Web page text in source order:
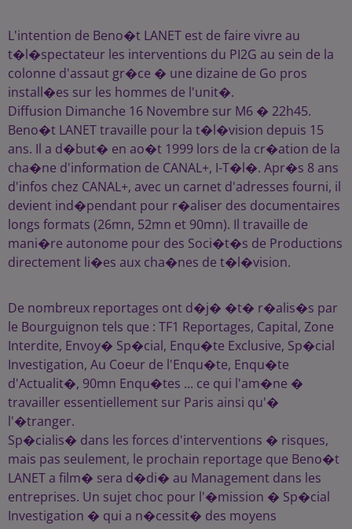
L'intention de Beno�t LANET est de faire vivre au
t�l�spectateur les interventions du PI2G au sein de la
colonne d'assaut gr�ce � une dizaine de Go pros
install�es sur les hommes de l'unit�.
Diffusion Dimanche 16 Novembre sur M6 � 22h45.
Beno�t LANET travaille pour la t�l�vision depuis 15
ans. Il a d�but� en ao�t 1999 lors de la cr�ation de la
cha�ne d'information de CANAL+, I-T�l�. Apr�s 8 ans
d'infos chez CANAL+, avec un carnet d'adresses fourni, il
devient ind�pendant pour r�aliser des documentaires
longs formats (26mn, 52mn et 90mn). Il travaille de
mani�re autonome pour des Soci�t�s de Productions
directement li�es aux cha�nes de t�l�vision.
De nombreux reportages ont d�j� �t� r�alis�s par
le Bourguignon tels que : TF1 Reportages, Capital, Zone
Interdite, Envoy� Sp�cial, Enqu�te Exclusive, Sp�cial
Investigation, Au Coeur de l'Enqu�te, Enqu�te
d'Actualit�, 90mn Enqu�tes ... ce qui l'am�ne �
travailler essentiellement sur Paris ainsi qu'�
l'�tranger.
Sp�cialis� dans les forces d'interventions � risques,
mais pas seulement, le prochain reportage que Beno�t
LANET a film� sera d�di� au Management dans les
entreprises. Un sujet choc pour l'�mission � Sp�cial
Investigation � qui a n�cessit� des moyens